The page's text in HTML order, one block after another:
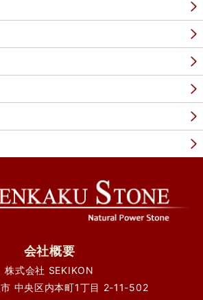
会社概要
株式会社 SEKIKON
中央区内本町1丁目 2-11-502